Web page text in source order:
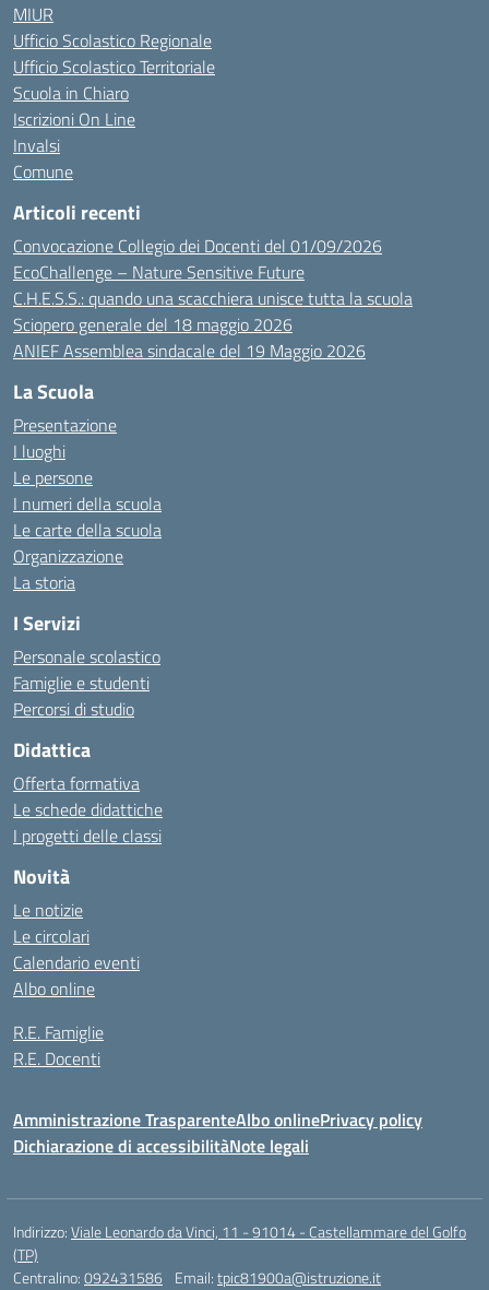
MIUR
Ufficio Scolastico Regionale
Ufficio Scolastico Territoriale
Scuola in Chiaro
Iscrizioni On Line
Invalsi
Comune
Articoli recenti
Convocazione Collegio dei Docenti del 01/09/2026
EcoChallenge – Nature Sensitive Future
C.H.E.S.S.: quando una scacchiera unisce tutta la scuola
Sciopero generale del 18 maggio 2026
ANIEF Assemblea sindacale del 19 Maggio 2026
La Scuola
Presentazione
I luoghi
Le persone
I numeri della scuola
Le carte della scuola
Organizzazione
La storia
I Servizi
Personale scolastico
Famiglie e studenti
Percorsi di studio
Didattica
Offerta formativa
Le schede didattiche
I progetti delle classi
Novità
Le notizie
Le circolari
Calendario eventi
Albo online
R.E. Famiglie
R.E. Docenti
Amministrazione TrasparenteAlbo onlinePrivacy policy
Dichiarazione di accessibilitàNote legali
Indirizzo:Viale Leonardo da Vinci, 11 - 91014 - Castellammare del Golfo
(TP)
Centralino:092431586 Email:tpic81900a@istruzione.it